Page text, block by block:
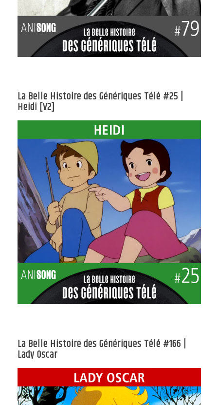
La Belle Histoire des Génériques Télé #25 |
Heidi [V2]
La Belle Histoire des Génériques Télé #166 |
Lady Oscar